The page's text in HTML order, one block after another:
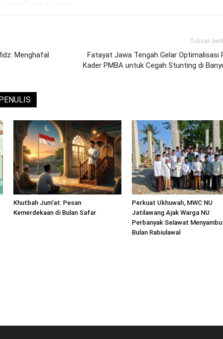
Menghafal
Tulisan
Fatayat Jawa Tengah Gelar Optimalisasi
Kader PMBA untuk Cegah Stunting di
Khutbah Jum’at: Pesan
Kemerdekaan di Bulan Safar
Perkuat Ukhuwah, MWC NU
Jatilawang Ajak Warga NU
Perbanyak Selawat
Bulan Rabiulawal